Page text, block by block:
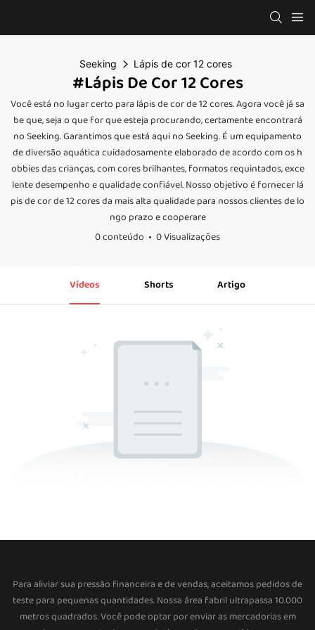
Seeking Lápis de cor 12 cores
#Lápis De Cor 12 Cores
Você está no lugar certo para lápis de cor de 12 cores. Agora você já sa
be que, seja o que for que esteja procurando, certamente encontrará
no Seeking. Garantimos que está aqui no Seeking. É um equipamento
de diversão aquática cuidadosamente elaborado de acordo com os h
obbies das crianças, com cores brilhantes, formatos requintados, exce
lente desempenho e qualidade confiável. Nosso objetivo é fornecer lá
pis de cor de 12 cores da mais alta qualidade para nossos clientes de lo
ngo prazo e cooperare
0 conteúdo
0 Visualizações
Vídeos Shorts Artigo
Para aliviar sua pressão financeira e de vendas, aceitamos pedidos de
teste para pequenas quantidades. Nossa área fabril ultrapassa 10.000
metros quadrados. Você pode optar por enviar as mercadorias em